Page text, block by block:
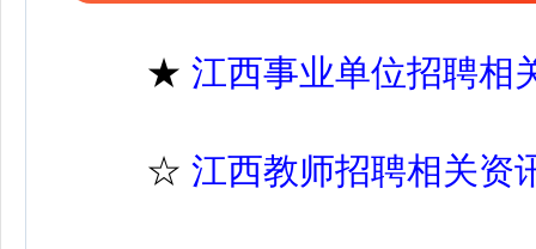
★ 江西事业单位招聘相
☆ 江西教师招聘相关资